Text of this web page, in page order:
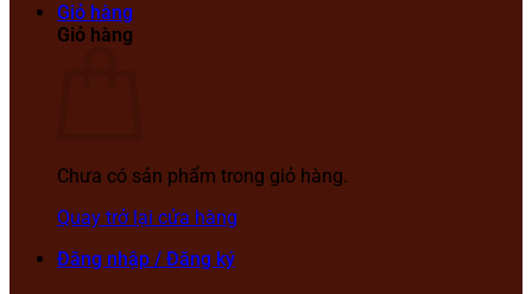
Giỏ hàng
Giỏ hàng
Chưa có sản phẩm trong giỏ hàng.
Quay trở lại cửa hàng
Đăng nhập / Đăng ký